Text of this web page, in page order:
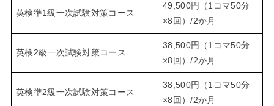
英検準1級一次試験対策コース
49,500円（1コマ50分
×8回）/2か月
英検2級一次試験対策コース
38,500円（1コマ50分
×8回）/2か月
英検準2級一次試験対策コース
38,500円（1コマ50分
×8回）/2か月